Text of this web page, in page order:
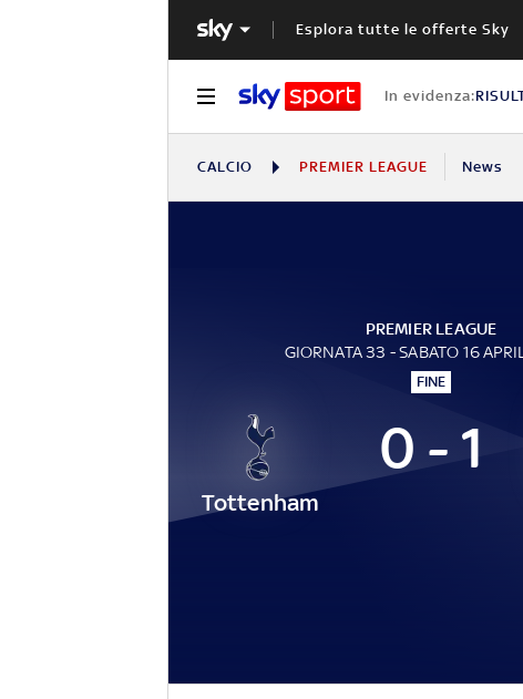
Esplora tutte le offerte Sky
In evidenza:
CALCIO PREMIER LEAGUE News
PREMIER LEAGUE
GIORNATA 33 - SABATO 16
FINE
Tottenham
0 - 1